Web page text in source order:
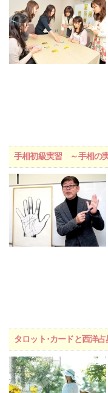
手相初級実習 ～手相の
タロット･カードと西洋